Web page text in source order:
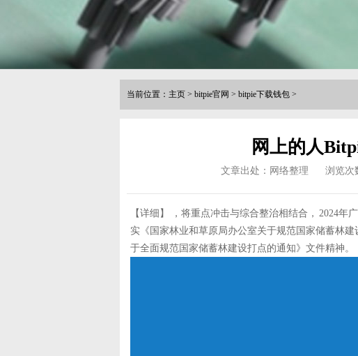
当前位置： 主页 > bitpie官网 > bitpie下载钱包 >
网上的人
文章出处：网络整理 浏览次
【详细】 ，将重点冲击与综合整治相结合， 2024
实《国家林业和草原局办公室关于规范国家储蓄林
于全面规范国家储蓄林建设打点的通知》文件精神。